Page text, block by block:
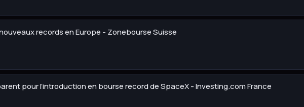
records en Europe - Zonebourse Suisse
pour l’introduction en bourse record de SpaceX - Investing.com France